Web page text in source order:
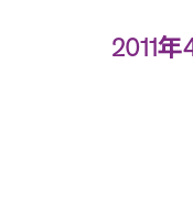
2011年